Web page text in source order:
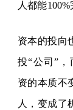
人都能100%
资本的投向
投“公司”
资的本质不
人，变成了